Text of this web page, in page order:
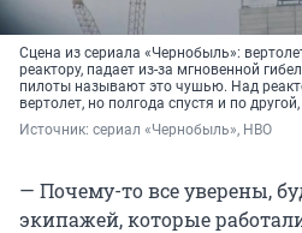
Сцена из сериала «Чернобыль»:
реактору, падает из-за мгновенной
пилоты называют это чушью. Над
вертолет, но полгода спустя и по
Источник: сериал «Чернобыль», HBO
— Почему-то все уверены,
экипажей, которые